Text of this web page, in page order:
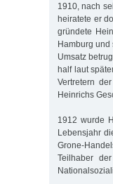
1910, nach
heiratete er
gründete
Hamburg und
Umsatz
half laut
Vertretern
Heinrichs
1912 wurde
Lebensjahr
Grone-
Teilhaber